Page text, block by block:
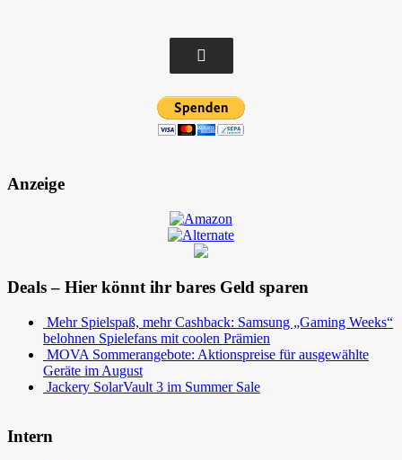
Anzeige
Deals – Hier könnt ihr bares Geld sparen
Mehr Spielspaß, mehr Cashback: Samsung „Gaming Weeks“
belohnen Spielefans mit coolen Prämien
MOVA Sommerangebote: Aktionspreise für ausgewählte
Geräte im August
Jackery SolarVault 3 im Summer Sale
Intern